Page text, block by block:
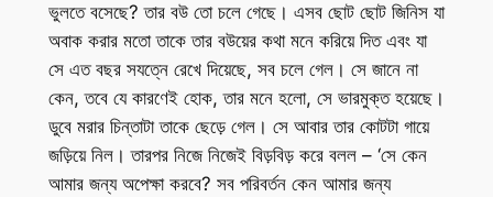
ভুলতে বসেছে? তার বউ তো চলে গেছে। এসব ছোট ছোট জিনিস যা
অবাক করার মতো তাকে তার বউয়ের কথা মনে করিয়ে দিত এবং যা
সে এত বছর সযত্নে রেখে দিয়েছে, সব চলে গেল। সে জানে না
কেন, তবে যে কারণেই হোক, তার মনে হলো, সে ভারমুক্ত হয়েছে।
ডুবে মরার চিন্তাটা তাকে ছেড়ে গেল। সে আবার তার কোটটা গায়ে
জড়িয়ে নিল। তারপর নিজে নিজেই বিড়বিড় করে বলল – ‘সে কেন
আমার জন্য অপেক্ষা করবে? সব পরিবর্তন কেন আমার জন্য